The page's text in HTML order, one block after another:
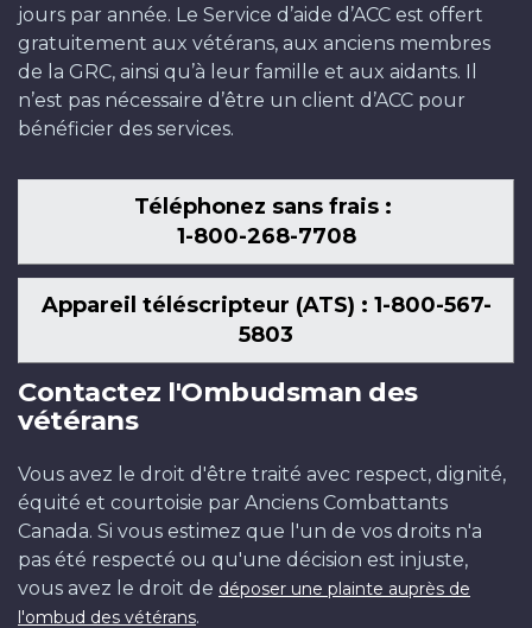
jours par année. Le Service d’aide d’ACC est offert
gratuitement aux vétérans, aux anciens membres
de la GRC, ainsi qu’à leur famille et aux aidants. Il
n’est pas nécessaire d’être un client d’ACC pour
bénéficier des services.
Téléphonez sans frais :
1-800-268-7708
Appareil téléscripteur (ATS) : 1-800-567-
5803
Contactez l'Ombudsman des
vétérans
Vous avez le droit d'être traité avec respect, dignité,
équité et courtoisie par Anciens Combattants
Canada. Si vous estimez que l'un de vos droits n'a
pas été respecté ou qu'une décision est injuste,
vous avez le droit de déposer une plainte auprès de
l'ombud des vétérans.